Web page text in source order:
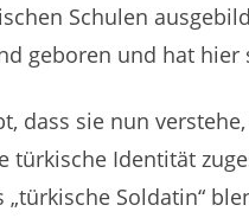
Schulen
geboren und hat hier
dass sie nun
türkische Identität
„türkische Soldatin“